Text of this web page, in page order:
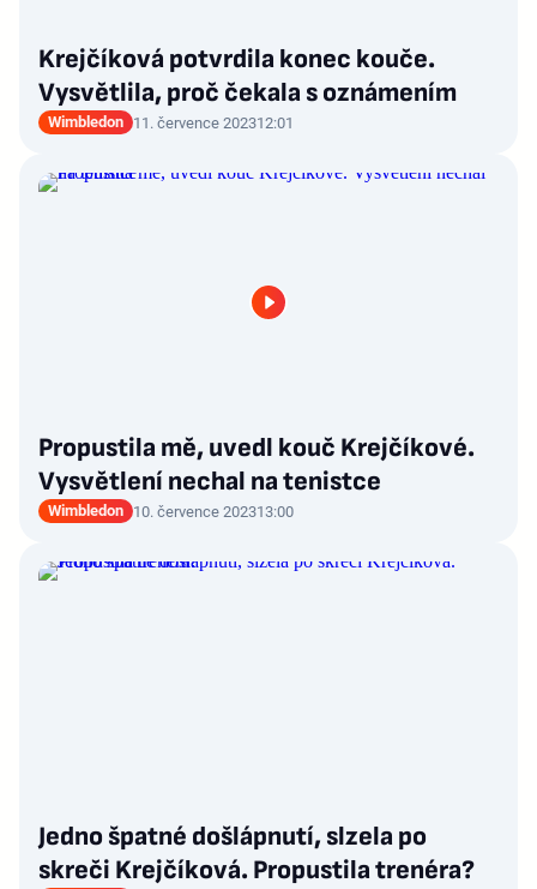
Krejčíková potvrdila konec kouče.
Vysvětlila, proč čekala s oznámením
Wimbledon 11. července 202312:01
Propustila mě, uvedl kouč Krejčíkové.
Vysvětlení nechal na tenistce
Wimbledon 10. července 202313:00
Jedno špatné došlápnutí, slzela po
skreči Krejčíková. Propustila trenéra?